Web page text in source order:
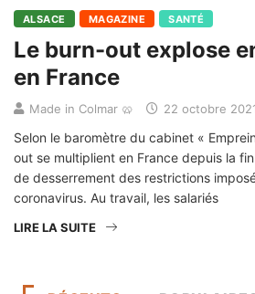
ALSACE MAGAZINE SANTÉ
Le burn-out explose
en France
Made in Colmar 🥨 22 octobre
Selon le baromètre du cabinet «
out se multiplient en France depuis la
de desserrement des restrictions
coronavirus. Au travail, les salariés
LIRE LA SUITE